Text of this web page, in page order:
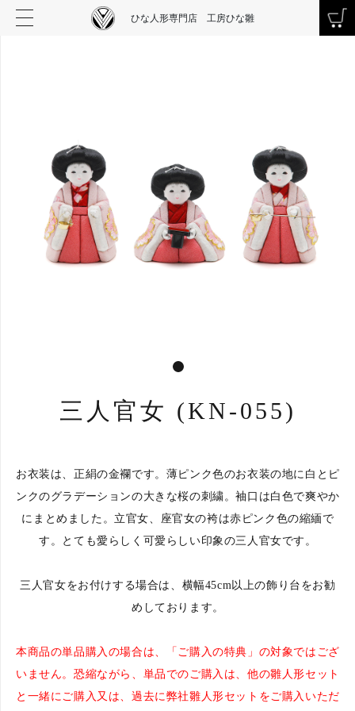
ひな人形専門店 工房ひな雛
三人官女 (KN-055)
お衣装は、正絹の金襴です。薄ピンク色のお衣装の地に白とピ
ンクのグラデーションの大きな桜の刺繍。袖口は白色で爽やか
にまとめました。立官女、座官女の袴は赤ピンク色の縮緬で
す。とても愛らしく可愛らしい印象の三人官女です。
三人官女をお付けする場合は、横幅45cm以上の飾り台をお勧
めしております。
本商品の単品購入の場合は、「ご購入の特典」の対象ではござ
いません。恐縮ながら、単品でのご購入は、他の雛人形セット
と一緒にご購入又は、過去に弊社雛人形セットをご購入いただ
カートへ進む